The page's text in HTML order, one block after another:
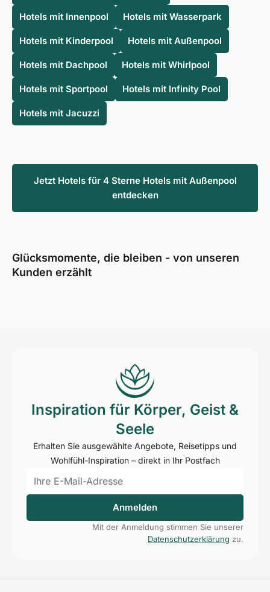
Hotels mit Innenpool Hotels mit Wasserpark
Hotels mit Kinderpool Hotels mit Außenpool
Hotels mit Dachpool Hotels mit Whirlpool
Hotels mit Sportpool Hotels mit Infinity Pool
Hotels mit Jacuzzi
Jetzt Hotels für 4 Sterne Hotels mit Außenpool
entdecken
Glücksmomente, die bleiben - von unseren
Kunden erzählt
Inspiration für Körper, Geist &
Seele
Erhalten Sie ausgewählte Angebote, Reisetipps und
Wohlfühl-Inspiration – direkt in Ihr Postfach
Anmelden
Mit der Anmeldung stimmen Sie unserer
Datenschutzerklärung zu.